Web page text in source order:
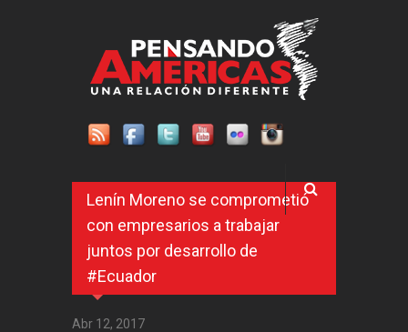
Lenín Moreno se comprometió
con empresarios a trabajar
juntos por desarrollo de
#Ecuador
Abr 12, 2017